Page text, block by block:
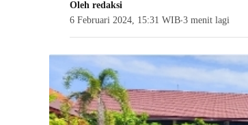
Oleh redaksi
6 Februari 2024, 15:31 WIB●3 menit lagi